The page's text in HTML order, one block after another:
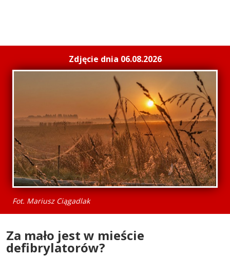
Zdjęcie dnia 06.08.2026
Fot. Mariusz Ciągadlak
Za mało jest w mieście
defibrylatorów?